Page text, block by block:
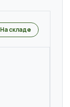
На складе